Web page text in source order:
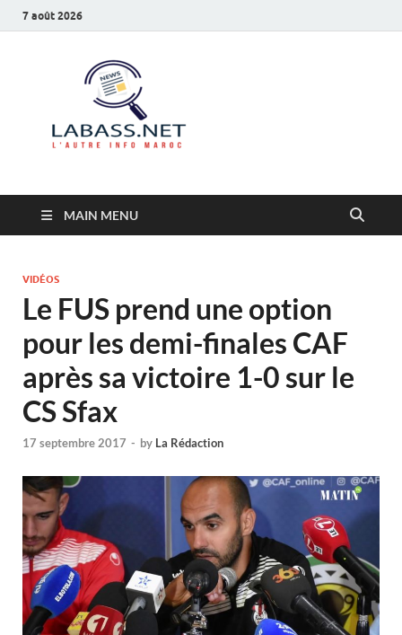
7 août 2026
MAIN MENU
VIDÉOS
Le FUS prend une option
pour les demi-finales CAF
après sa victoire 1-0 sur le
CS Sfax
17 septembre 2017 - by La Rédaction